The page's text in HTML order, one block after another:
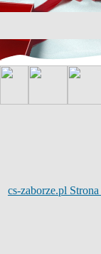
cs-zaborze.pl